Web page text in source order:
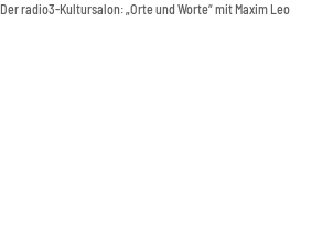
Der radio3-Kultursalon: „Orte und Worte“ mit Maxim Leo